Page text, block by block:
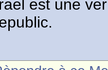
est une